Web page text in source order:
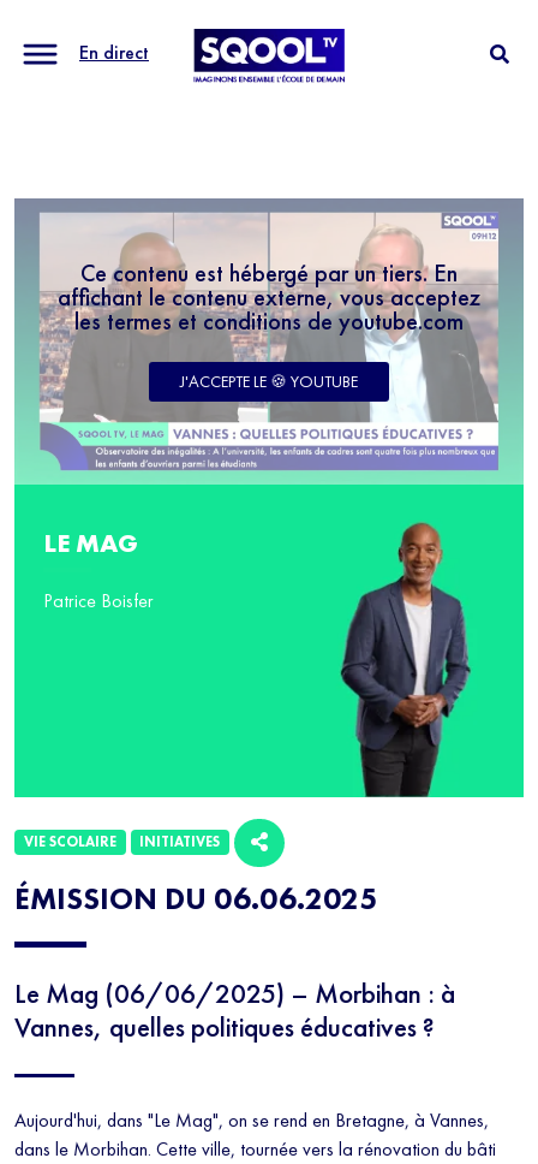
En direct
Ce contenu est hébergé par un tiers. En
affichant le contenu externe, vous acceptez
les termes et conditions de youtube.com
J'ACCEPTE LE 🍪 YOUTUBE
ÉMISSION DU 06.06.2025
Le Mag (06/06/2025) – Morbihan : à
Vannes, quelles politiques éducatives ?
Aujourd'hui, dans "Le Mag", on se rend en Bretagne, à Vannes,
dans le Morbihan. Cette ville, tournée vers la rénovation du bâti
VIE SCOLAIRE INITIATIVES
LE MAG
Patrice Boisfer